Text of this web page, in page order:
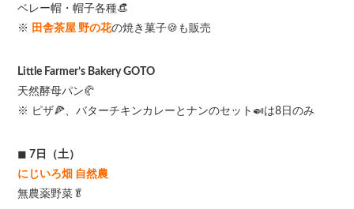
ベレー帽・帽子各種👒
※ 田舎茶屋 野の花の焼き菓子🍪も販売
Little Farmer’s Bakery GOTO
天然酵母パン🥐
※ ピザ🍕、バターチキンカレーとナンのセット🍛は8日のみ
◼ 7日（土）
にじいろ畑 自然農
無農薬野菜🥬